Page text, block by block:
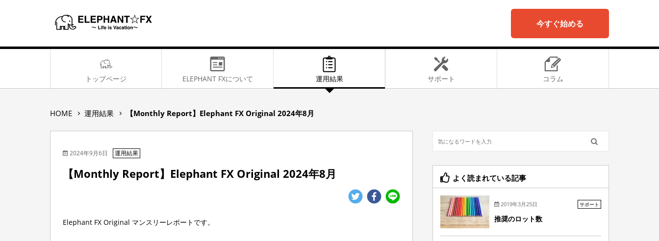
今すぐ始める
トップページ ELEPHANT FXについて 運用結果 サポート コラム
HOME【
o
t
l
o
運用結果 【Monthly Report】Elephant FX Original 2024年8月
2024年9月6日 運用結果
【Monthly Report】Elephant FX Original 2024年8月
Elephant FX Original マンスリーレポートです。
よく読まれている記事
2019年3月25日 サポート
推奨のロット数